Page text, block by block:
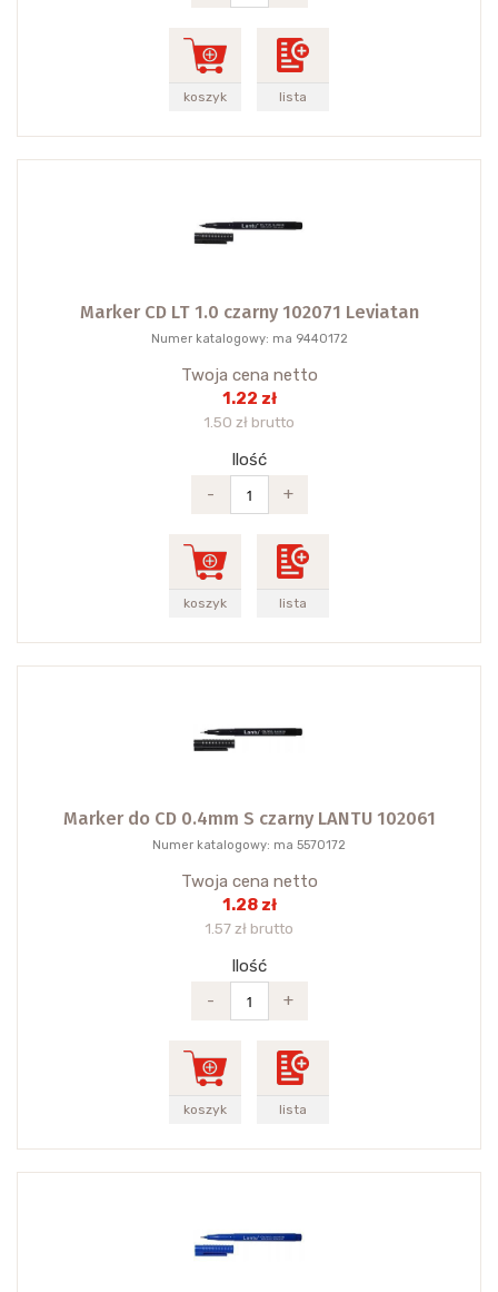
koszyk lista
Marker CD LT 1.0 czarny 102071 Leviatan
Numer katalogowy: ma 9440172
Twoja cena netto
1.22 zł
1.50 zł brutto
Ilość
-
+
koszyk lista
Marker do CD 0.4mm S czarny LANTU 102061
Numer katalogowy: ma 5570172
Twoja cena netto
1.28 zł
1.57 zł brutto
Ilość
-
+
koszyk lista